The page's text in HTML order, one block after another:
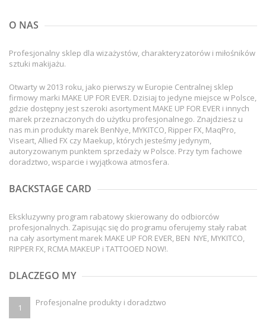
O NAS
Profesjonalny sklep dla wizażystów, charakteryzatorów i miłośników
sztuki makijażu.
Otwarty w 2013 roku, jako pierwszy w Europie Centralnej sklep
firmowy marki MAKE UP FOR EVER. Dzisiaj to jedyne miejsce w Polsce,
gdzie dostępny jest szeroki asortyment MAKE UP FOR EVER i innych
marek przeznaczonych do użytku profesjonalnego. Znajdziesz u
nas m.in produkty marek BenNye, MYKITCO, Ripper FX, MaqPro,
Viseart, Allied FX czy Maekup, których jesteśmy jedynym,
autoryzowanym punktem sprzedaży w Polsce. Przy tym fachowe
doradztwo, wsparcie i wyjątkowa atmosfera.
BACKSTAGE CARD
Ekskluzywny program rabatowy skierowany do odbiorców
profesjonalnych. Zapisując się do programu oferujemy stały rabat
na cały asortyment marek MAKE UP FOR EVER, BEN NYE, MYKITCO,
RIPPER FX, RCMA MAKEUP i TATTOOED NOW!.
DLACZEGO MY
1 Profesjonalne produkty i doradztwo